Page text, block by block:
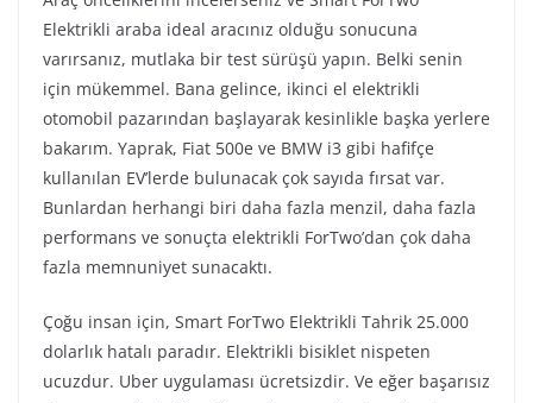
Elektrikli araba ideal aracınız olduğu sonucuna
varırsanız, mutlaka bir test sürüşü yapın. Belki senin
için mükemmel. Bana gelince, ikinci el elektrikli
otomobil pazarından başlayarak kesinlikle başka yerlere
bakarım. Yaprak, Fiat 500e ve BMW i3 gibi hafifçe
kullanılan EV’lerde bulunacak çok sayıda fırsat var.
Bunlardan herhangi biri daha fazla menzil, daha fazla
performans ve sonuçta elektrikli ForTwo’dan çok daha
fazla memnuniyet sunacaktı.
Çoğu insan için, Smart ForTwo Elektrikli Tahrik 25.000
dolarlık hatalı paradır. Elektrikli bisiklet nispeten
ucuzdur. Uber uygulaması ücretsizdir. Ve eğer başarısız